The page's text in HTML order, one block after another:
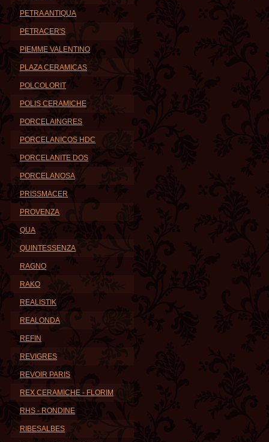
PETRA ANTIQUA
PETRACER'S
PIEMME VALENTINO
PLAZA CERAMICAS
POLCOLORIT
POLIS CERAMICHE
PORCELAINGRES
PORCELANICOS HDC
PORCELANITE DOS
PORCELANOSA
PRISSMACER
PROVENZA
QUA
QUINTESSENZA
RAGNO
RAKO
REALISTIK
REALONDA
REFIN
REVIGRES
REVOIR PARIS
REX CERAMICHE - FLORIM
RHS - RONDINE
RIBESALBES